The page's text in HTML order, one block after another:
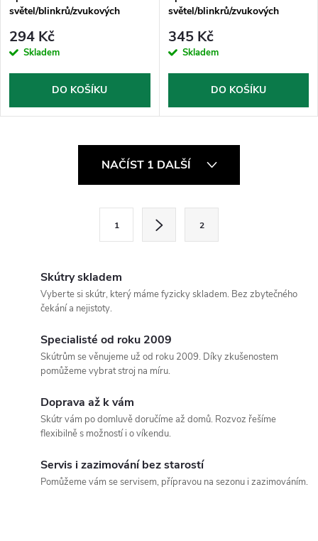
světel/blinkrů/zvukových
294 Kč
Skladem
DO KOŠÍKU
světel/blinkrů/zvukových
345 Kč
Skladem
DO KOŠÍKU
NAČÍST 1 DALŠÍ
1 2
Skútry skladem
Vyberte si skútr, který máme fyzicky skladem. Bez zbytečného
čekání a nejistoty.
Specialisté od roku 2009
Skútrům se věnujeme už od roku 2009. Díky zkušenostem
pomůžeme vybrat stroj na míru.
Doprava až k vám
Skútr vám po domluvě doručíme až domů. Rozvoz řešíme
flexibilně s možností i o víkendu.
Servis i zazimování bez starostí
Pomůžeme vám se servisem, přípravou na sezonu i zazimováním.